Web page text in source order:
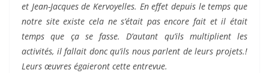
et Jean-Jacques de Kervoyelles. En effet depuis le temps que
notre site existe cela ne s’était pas encore fait et il était
temps que ça se fasse. D’autant qu’ils multiplient les
activités, il fallait donc qu’ils nous parlent de leurs projets.!
Leurs œuvres égaieront cette entrevue.